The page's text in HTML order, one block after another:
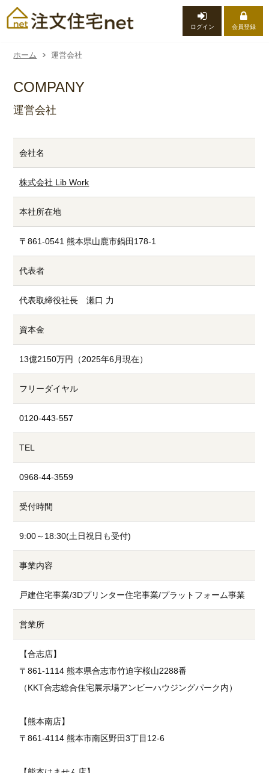
ログイン 会員登録
ホーム 運営会社
COMPANY
運営会社
会社名
株式会社 Lib Work
本社所在地
〒861-0541 熊本県山鹿市鍋田178-1
代表者
代表取締役社長 瀬口 力
資本金
13億2150万円（2025年6月現在）
フリーダイヤル
0120-443-557
TEL
0968-44-3559
受付時間
9:00～18:30(土日祝日も受付)
事業内容
戸建住宅事業/3Dプリンター住宅事業/プラットフォーム事業
営業所
【合志店】
〒861-1114 熊本県合志市竹迫字桜山2288番
（KKT合志総合住宅展示場アンビーハウジングパーク内）
【熊本南店】
〒861-4114 熊本市南区野田3丁目12-6